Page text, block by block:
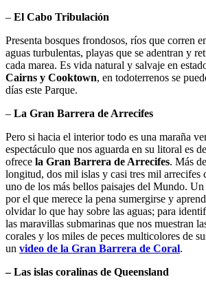
– El Cabo Tribulación
Presenta bosques frondosos, ríos que corren
aguas turbulentas, playas que se adentran y
cada marea. Es vida natural y salvaje en
Cairns y Cooktown, en todoterrenos se
días este Parque.
– La Gran Barrera de Arrecifes
Pero si hacia el interior todo es una maraña
espectáculo que nos aguarda en su litoral es
ofrece la Gran Barrera de Arrecifes. Más
longitud, dos mil islas y casi tres mil arrecifes
uno de los más bellos paisajes del Mundo. Un
por el que merece la pena sumergirse y
olvidar lo que hay sobre las aguas; para
las maravillas submarinas que nos muestran
corales y los miles de peces multicolores de
un video de la Gran Barrera de Coral.
– Las islas coralinas de Queensland